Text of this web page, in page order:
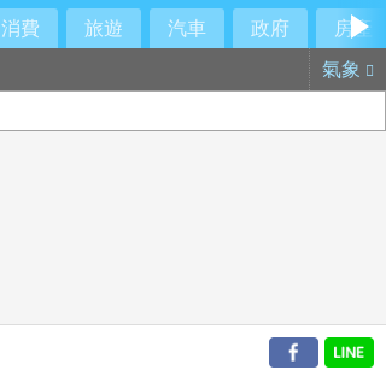
消費 旅遊 汽車 政府
房產
氣象